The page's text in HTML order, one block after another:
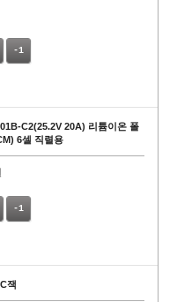
-1
C2(25.2V 20A) 리튬이온 폴
6셀 직렬용
-1
잭